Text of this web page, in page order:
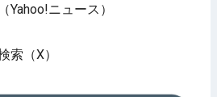
Yahoo!ニュース）
索（X）